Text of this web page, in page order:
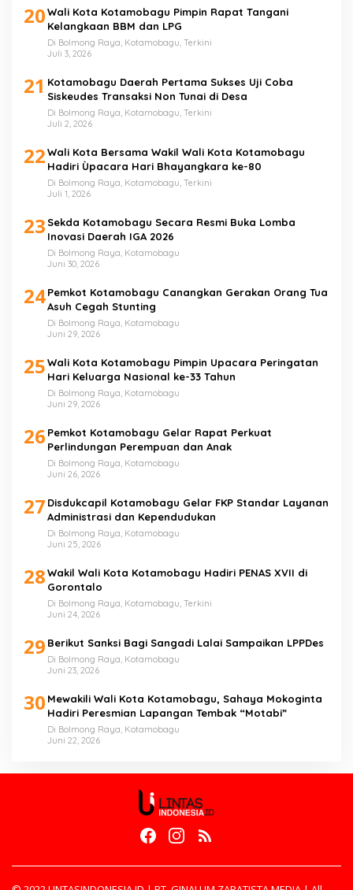
20Wali Kota Kotamobagu Pimpin Rapat Tangani
Kelangkaan BBM dan LPG
Di Bolmong Raya, Kotamobagu, Terkini
Juli 3, 2026
21 Kotamobagu Daerah Pertama Sukses Uji Coba
Siskeudes Transaksi Non Tunai di Desa
Di Bolmong Raya, Kotamobagu, Terkini
Juli 2, 2026
22Wali Kota Bersama Wakil Wali Kota Kotamobagu
Hadiri Ùpacara Hari Bhayangkara ke-80
Di Bolmong Raya, Kotamobagu, Terkini
Juli 1, 2026
23 Sekda Kotamobagu Secara Resmi Buka Lomba
Inovasi Daerah IGA 2026
Di Bolmong Raya, Kotamobagu
Juni 30, 2026
24Pemkot Kotamobagu Canangkan Gerakan Orang Tua
Asuh Cegah Stunting
Di Bolmong Raya, Kotamobagu
Juni 29, 2026
25Wali Kota Kotamobagu Pimpin Upacara Peringatan
Hari Keluarga Nasional ke-33 Tahun
Di Bolmong Raya, Kotamobagu
Juni 29, 2026
26 Pemkot Kotamobagu Gelar Rapat Perkuat
Perlindungan Perempuan dan Anak
Di Bolmong Raya, Kotamobagu
Juni 26, 2026
27 Disdukcapil Kotamobagu Gelar FKP Standar Layanan
Administrasi dan Kependudukan
Di Bolmong Raya, Kotamobagu
Juni 25, 2026
28Wakil Wali Kota Kotamobagu Hadiri PENAS XVII di
Gorontalo
Di Bolmong Raya, Kotamobagu, Terkini
Juni 24, 2026
29 Berikut Sanksi Bagi Sangadi Lalai Sampaikan LPPDes
Di Bolmong Raya, Kotamobagu
Juni 23, 2026
30 Mewakili Wali Kota Kotamobagu, Sahaya Mokoginta
Hadiri Peresmian Lapangan Tembak “Motabi”
Di Bolmong Raya, Kotamobagu
Juni 22, 2026